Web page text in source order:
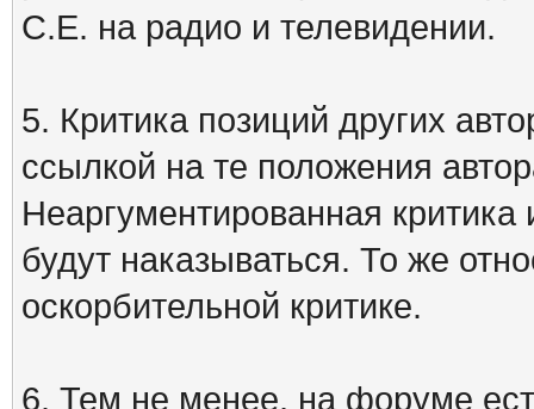
С.Е. на радио и телевидении.
5. Критика позиций других
ссылкой на те положения
Неаргументированная
будут наказываться. То же
оскорбительной критике.
6. Тем не менее, на форуме